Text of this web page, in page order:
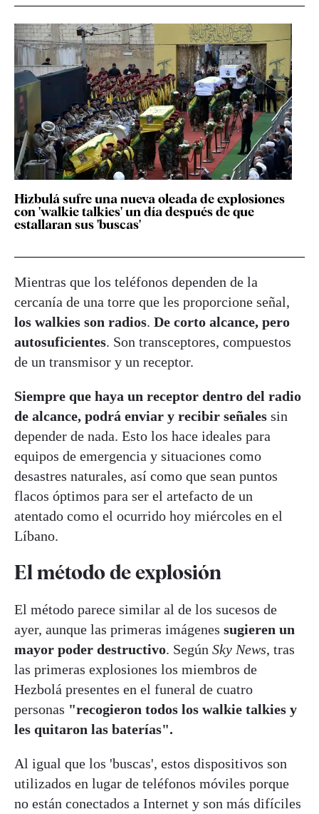
Hizbulá sufre una nueva oleada de explosiones
con 'walkie talkies' un día después de que
estallaran sus 'buscas'
Mientras que los teléfonos dependen de la
cercanía de una torre que les proporcione señal,
los walkies son radios. De corto alcance, pero
autosuficientes. Son transceptores, compuestos
de un transmisor y un receptor.
Siempre que haya un receptor dentro del radio
de alcance, podrá enviar y recibir señales sin
depender de nada. Esto los hace ideales para
equipos de emergencia y situaciones como
desastres naturales, así como que sean puntos
flacos óptimos para ser el artefacto de un
atentado como el ocurrido hoy miércoles en el
Líbano.
El método de explosión
El método parece similar al de los sucesos de
ayer, aunque las primeras imágenes sugieren un
mayor poder destructivo. Según Sky News, tras
las primeras explosiones los miembros de
Hezbolá presentes en el funeral de cuatro
personas "recogieron todos los walkie talkies y
les quitaron las baterías".
Al igual que los 'buscas', estos dispositivos son
utilizados en lugar de teléfonos móviles porque
no están conectados a Internet y son más difíciles